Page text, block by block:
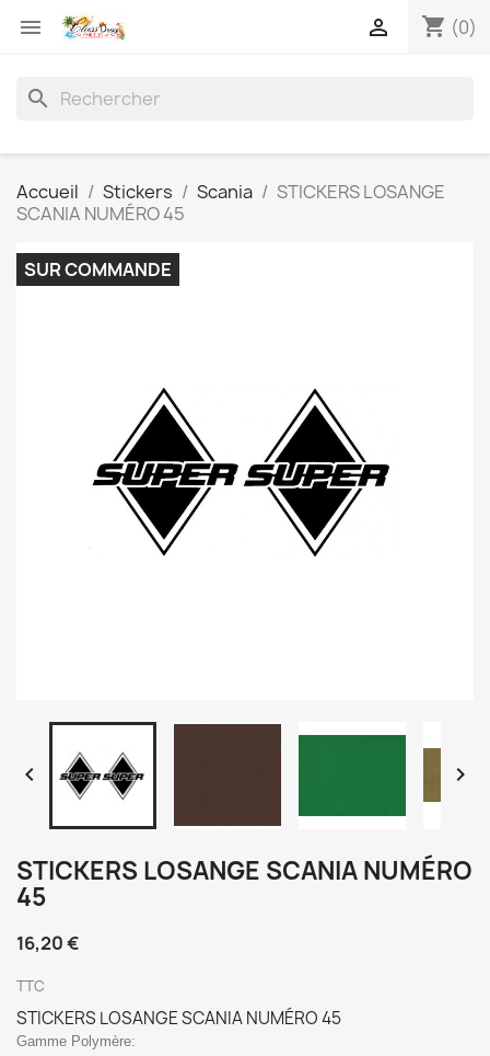
 shopping_cart (0)

search
Accueil Stickers Scania
STICKERS LOSANGE
SCANIA NUMÉRO 45
SUR COMMANDE
 
STICKERS LOSANGE SCANIA NUMÉRO
45
16,20 €
TTC
STICKERS LOSANGE SCANIA NUMÉRO 45
Gamme Polymère: